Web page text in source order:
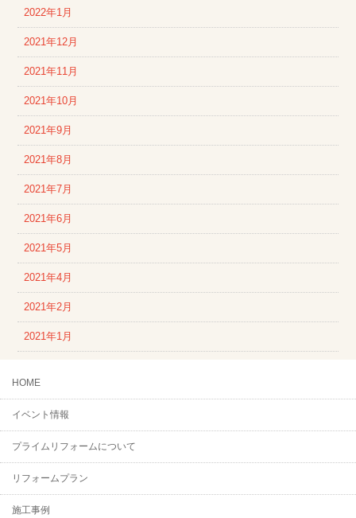
2022年1月
2021年12月
2021年11月
2021年10月
2021年9月
2021年8月
2021年7月
2021年6月
2021年5月
2021年4月
2021年2月
2021年1月
HOME
イベント情報
プライムリフォームについて
リフォームプラン
施工事例